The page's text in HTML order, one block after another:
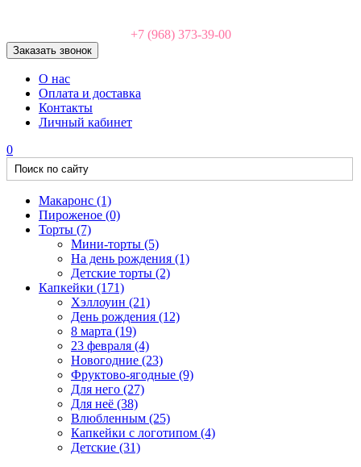
+7 (968) 373-39-00
Заказать звонок
О нас
Оплата и доставка
Контакты
Личный кабинет
0
Макаронс (1)
Пироженое (0)
Торты (7)
Мини-торты (5)
На день рождения (1)
Детские торты (2)
Капкейки (171)
Хэллоуин (21)
День рождения (12)
8 марта (19)
23 февраля (4)
Новогодние (23)
Фруктово-ягодные (9)
Для него (27)
Для неё (38)
Влюбленным (25)
Капкейки с логотипом (4)
Детские (31)